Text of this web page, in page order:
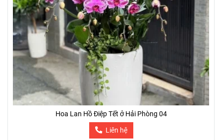
Hoa Lan Hồ Điệp Tết ở Hải Phòng 04
Liên hệ